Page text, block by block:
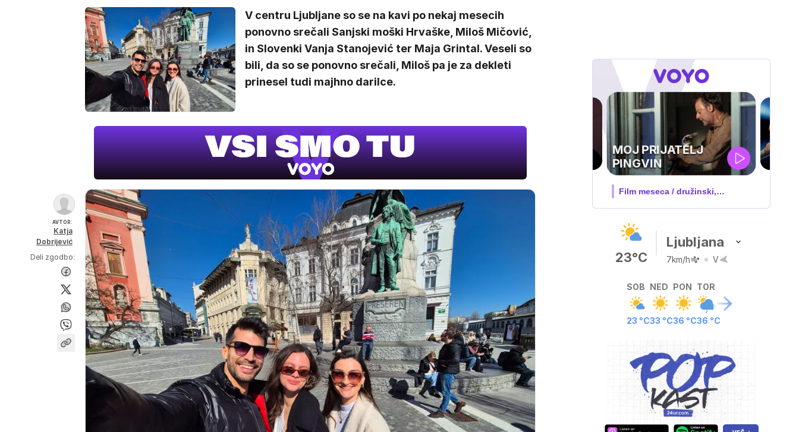
V centru Ljubljane so se na kavi po nekaj mesecih
ponovno srečali Sanjski moški Hrvaške, Miloš Mičović,
in Slovenki Vanja Stanojević ter Maja Grintal. Veseli so
bili, da so se ponovno srečali, Miloš pa je za dekleti
prinesel tudi majhno darilce.
AVTOR:
Katja
Dobrijević
Deli zgodbo:
UEFA
SUPERPOKAL
V živo na VOYO: sreda ob 20.30
23°C
Ljubljana
7km/h V
SOB
23 °C
NED
33 °C
PON
36 °C
TOR
36 °C